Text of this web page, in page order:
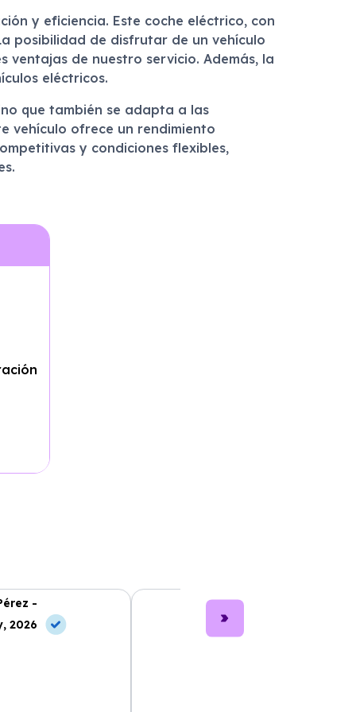
y eficiencia. Este coche eléctrico, con
posibilidad de disfrutar de un vehículo
ventajas de nuestro servicio. Además, la
eléctricos.
que también se adapta a las
vehículo ofrece un rendimiento
y condiciones flexibles,
-
2026
Lucía García -
10 Jul, 2026